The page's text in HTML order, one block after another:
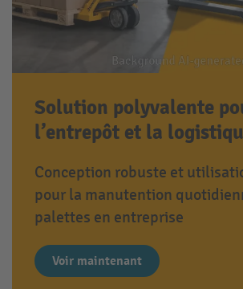
Solution polyvalente
l’entrepôt et la
Conception robuste et
pour la manutention
palettes en entreprise
Voir maintenant